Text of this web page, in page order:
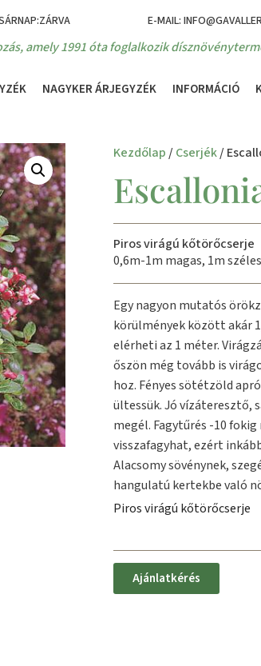
E-MAIL:
amely 1991 óta foglalkozik
NAGYKER ÁRJEGYZÉK INFORMÁCIÓ
Kezdőlap /Cserjék/
Piros virágú kőtörőcserje
0,6m-1m magas, 1m
Egy nagyon mutatós
körülmények között akár
elérheti az 1 méter.
őszön még tovább is
hoz. Fényes sötétzöld
ültessük. Jó vízáteresztő,
megél. Fagytűrés -10
visszafagyhat, ezért
Alacsomy sövénynek,
hangulatú kertekbe való
Piros virágú kőtörőcserje
Ajánlatkérés